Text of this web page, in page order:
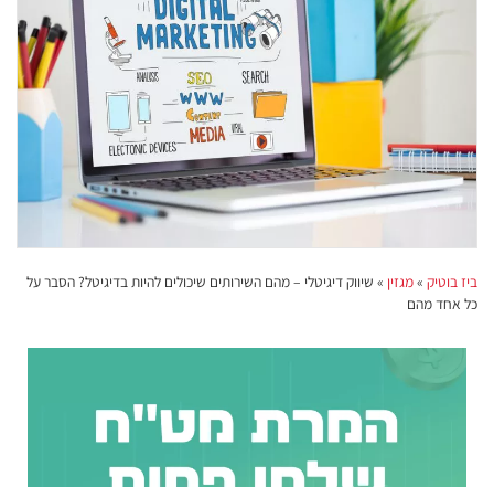
ביז בוטיק »מגזין » שיווק דיגיטלי – מהם השירותים שיכולים להיות בדיגיטל? הסבר על
כל אחד מהם